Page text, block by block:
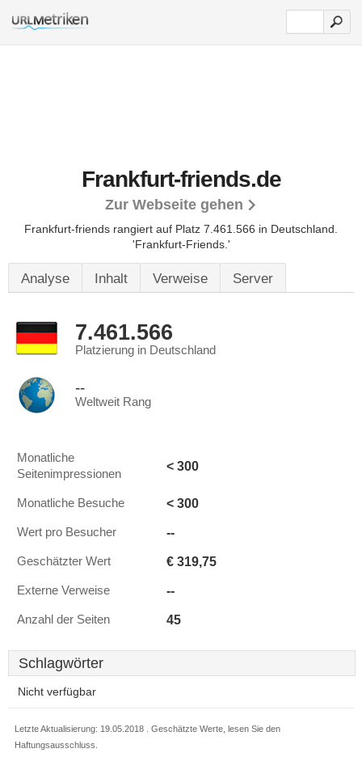
Frankfurt-friends.de
Zur Webseite gehen
Frankfurt-friends rangiert auf Platz 7.461.566 in Deutschland.
'Frankfurt-Friends.'
Analyse Inhalt Verweise Server
7.461.566
Platzierung in Deutschland
--
Weltweit Rang
Monatliche
Seitenimpressionen
< 300
Monatliche Besuche < 300
Wert pro Besucher --
Geschätzter Wert € 319,75
Externe Verweise --
Anzahl der Seiten 45
Schlagwörter
Nicht verfügbar
Letzte Aktualisierung: 19.05.2018 . Geschätzte Werte, lesen Sie den
Haftungsausschluss.